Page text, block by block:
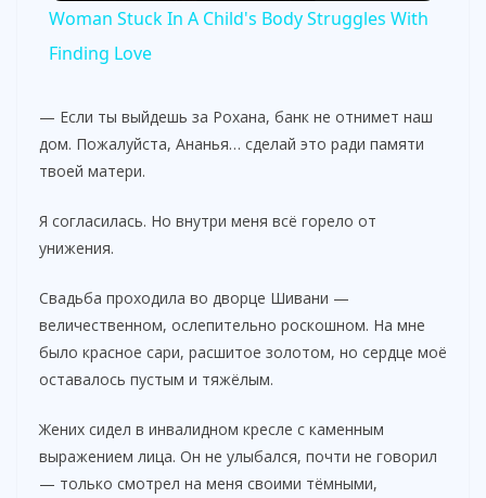
y
d
e
o
Woman Stuck In A Child's Body Struggles With
Finding Love
— Если ты выйдешь за Рохана, банк не отнимет наш
дом. Пожалуйста, Ананья… сделай это ради памяти
твоей матери.
Я согласилась. Но внутри меня всё горело от
унижения.
Свадьба проходила во дворце Шивани —
величественном, ослепительно роскошном. На мне
было красное сари, расшитое золотом, но сердце моё
оставалось пустым и тяжёлым.
Жених сидел в инвалидном кресле с каменным
выражением лица. Он не улыбался, почти не говорил
— только смотрел на меня своими тёмными,